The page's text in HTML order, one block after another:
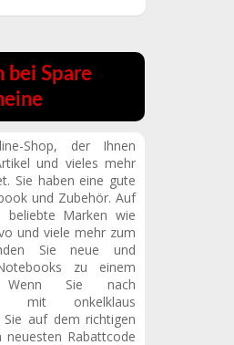
bei Spare
Shop, der Ihnen
und vieles mehr
Sie haben eine gute
und Zubehör. Auf
beliebte Marken wie
und viele mehr zum
Sie neue und
zu einem
Wenn Sie nach
mit onkelklaus
auf dem richtigen
neuesten Rabattcode